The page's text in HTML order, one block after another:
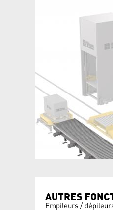
AUTRES
Empileurs /